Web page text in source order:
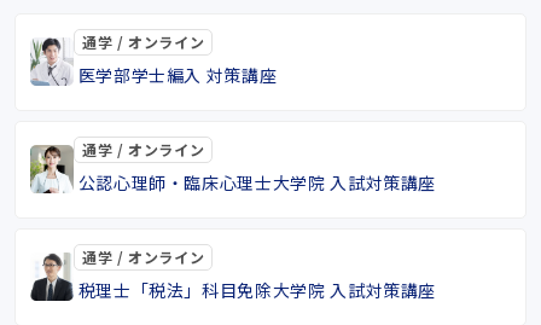
通学 / オンライン
医学部学士編入 対策講座
通学 / オンライン
公認心理師・臨床心理士大学院 入試対策講座
通学 / オンライン
税理士「税法」科目免除大学院 入試対策講座